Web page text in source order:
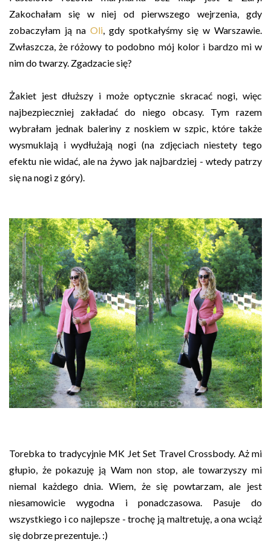
Zakochałam się w niej od pierwszego wejrzenia, gdy
zobaczyłam ją na Oli , gdy spotkałyśmy się w Warszawie.
Zwłaszcza, że różowy to podobno mój kolor i bardzo mi w
nim do twarzy. Zgadzacie się?
Żakiet jest dłuższy i może optycznie skracać nogi, więc
najbezpieczniej zakładać do niego obcasy. Tym razem
wybrałam jednak baleriny z noskiem w szpic, które także
wysmuklają i wydłużają nogi (na zdjęciach niestety tego
efektu nie widać, ale na żywo jak najbardziej - wtedy patrzy
się na nogi z góry).
Torebka to tradycyjnie MK Jet Set Travel Crossbody. Aż mi
głupio, że pokazuję ją Wam non stop, ale towarzyszy mi
niemal każdego dnia. Wiem, że się powtarzam, ale jest
niesamowicie wygodna i ponadczasowa. Pasuje do
wszystkiego i co najlepsze - trochę ją maltretuję, a ona wciąż
się dobrze prezentuje. :)